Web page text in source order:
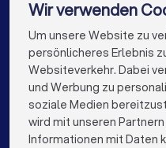
Mediatoren in Stuttgart
Mediatoren in Essen
Mediatoren in Nürnberg
Mediatoren in Hannover
Die besten Mediatoren für
info@trustlocal.de
Wir verwenden
Um unsere Website zu
persönlicheres Erlebnis
Websiteverkehr. Dabei
und Werbung zu
soziale Medien
wird mit unseren
Informationen mit Daten